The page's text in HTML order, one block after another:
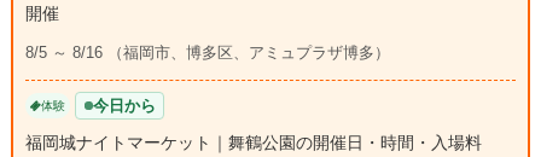
開催
8/5 ～ 8/16 （福岡市、博多区、アミュプラザ博多）
体験 今日から
福岡城ナイトマーケット｜舞鶴公園の開催日・時間・入場料